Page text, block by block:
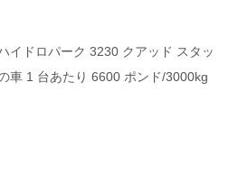
イドロパーク 3230 クアッド スタッ
車 1 台あたり 6600 ポンド/3000kg